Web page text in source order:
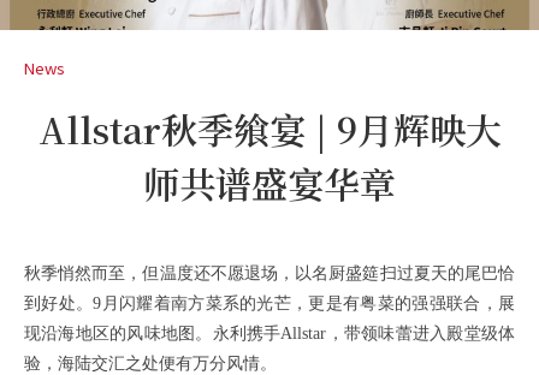
News
Allstar秋季飨宴 | 9月辉映大
师共谱盛宴华章
秋季悄然而至，但温度还不愿退场，以名厨盛筵扫过夏天的尾巴恰
到好处。9月闪耀着南方菜系的光芒，更是有粤菜的强强联合，展
现沿海地区的风味地图。永利携手Allstar，带领味蕾进入殿堂级体
验，海陆交汇之处便有万分风情。